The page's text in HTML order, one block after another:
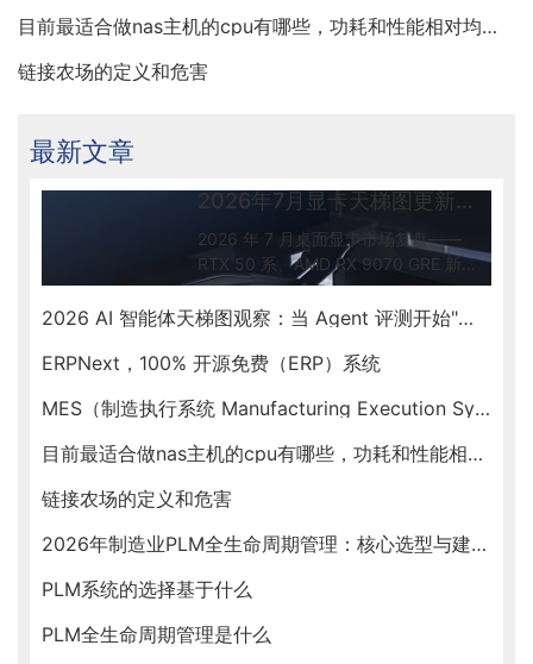
目前最适合做nas主机的cpu有哪些，功耗和性能相对均衡的
链接农场的定义和危害
最新文章
2026年7月显卡天梯图更新解读：50系到底怎么选
2026 年 7 月桌面显卡市场复盘——
RTX 50 系、AMD RX 9070 GRE 新出
货、Intel Arc B580 入门档、RTX
Spark ARM SoC 新形态，按预算帮你2026 AI 智能体天梯图观察：当 Agent 评测开始"去滤镜"
ERPNext，100% 开源免费（ERP）系统
MES（制造执行系统 Manufacturing Execution System）
目前最适合做nas主机的cpu有哪些，功耗和性能相对均衡的
链接农场的定义和危害
2026年制造业PLM全生命周期管理：核心选型与建设指南
PLM系统的选择基于什么
PLM全生命周期管理是什么